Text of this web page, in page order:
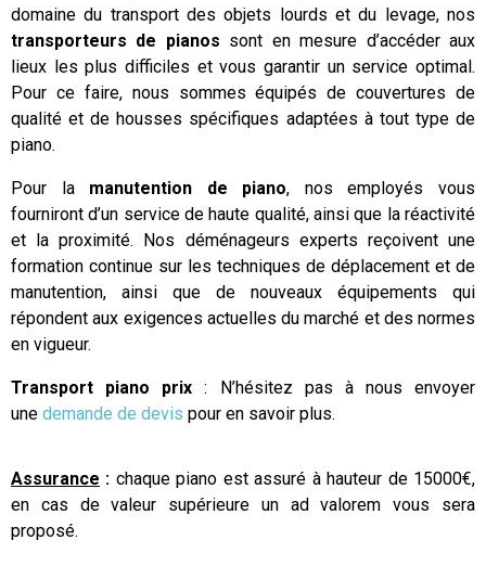
domaine du transport des objets lourds et du levage, nos
transporteurs de pianos sont en mesure d’accéder aux
lieux les plus difficiles et vous garantir un service optimal.
Pour ce faire, nous sommes équipés de couvertures de
qualité et de housses spécifiques adaptées à tout type de
piano.
Pour la manutention de piano, nos employés vous
fourniront d’un service de haute qualité, ainsi que la réactivité
et la proximité. Nos déménageurs experts reçoivent une
formation continue sur les techniques de déplacement et de
manutention, ainsi que de nouveaux équipements qui
répondent aux exigences actuelles du marché et des normes
en vigueur.
Transport piano prix : N’hésitez pas à nous envoyer
une demande de devis pour en savoir plus.
Assurance : chaque piano est assuré à hauteur de 15000€,
en cas de valeur supérieure un ad valorem vous sera
proposé.